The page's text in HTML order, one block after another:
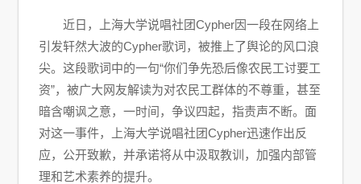
近日，上海大学说唱社团Cypher因一段在网络上
引发轩然大波的Cypher歌词，被推上了舆论的风口浪
尖。这段歌词中的一句“你们争先恐后像农民工讨要工
资”，被广大网友解读为对农民工群体的不尊重，甚至
暗含嘲讽之意，一时间，争议四起，指责声不断。面
对这一事件，上海大学说唱社团Cypher迅速作出反
应，公开致歉，并承诺将从中汲取教训，加强内部管
理和艺术素养的提升。